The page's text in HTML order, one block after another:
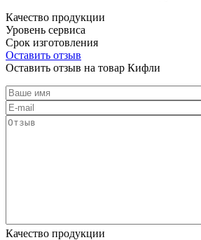
Качество продукции
Уровень сервиса
Срок изготовления
Оставить отзыв
Оставить отзыв на товар Кифли
Качество продукции